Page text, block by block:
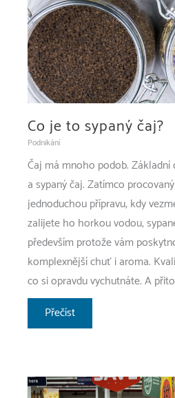
Co je to sypaný čaj?
Podnikání
Čaj má mnoho podob. Základní
a sypaný čaj. Zatímco
jednoduchou přípravu, kdy
zalijete ho horkou vodou,
především protože vám
komplexnější chuť i aroma.
co si opravdu vychutnáte. A
Co
je
čaj?
Přečíst